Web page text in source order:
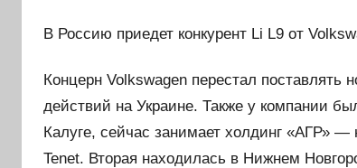
В Россию приедет конкурент Li L9 от
Концерн Volkswagen перестал
действий на Украине. Также у компании
Калуге, сейчас занимает холдинг «АГР»
Tenet. Вторая находилась в Нижнем